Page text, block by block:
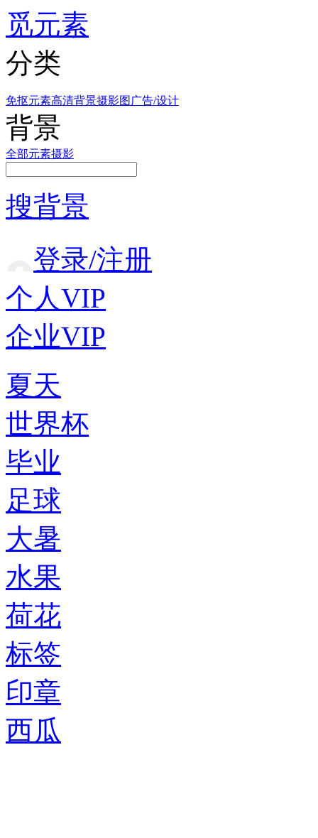
觅元素
分类
免抠元素高清背景摄影图 广告/设计
背景
全部元素摄影
搜背景
登录/注册
个人VIP
企业VIP
夏天
世界杯
毕业
足球
大暑
水果
荷花
标签
印章
西瓜